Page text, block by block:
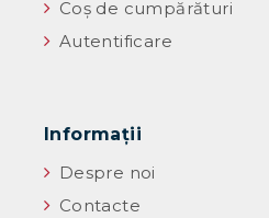
Coș de cumpărături
Autentificare
Informaţii
Despre noi
Contacte